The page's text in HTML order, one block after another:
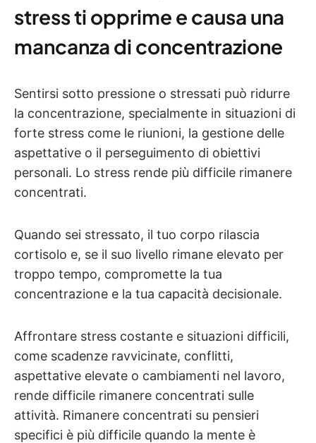
stress ti opprime e causa una
mancanza di concentrazione
Sentirsi sotto pressione o stressati può ridurre
la concentrazione, specialmente in situazioni di
forte stress come le riunioni, la gestione delle
aspettative o il perseguimento di obiettivi
personali. Lo stress rende più difficile rimanere
concentrati.
Quando sei stressato, il tuo corpo rilascia
cortisolo e, se il suo livello rimane elevato per
troppo tempo, compromette la tua
concentrazione e la tua capacità decisionale.
Affrontare stress costante e situazioni difficili,
come scadenze ravvicinate, conflitti,
aspettative elevate o cambiamenti nel lavoro,
rende difficile rimanere concentrati sulle
attività. Rimanere concentrati su pensieri
specifici è più difficile quando la mente è